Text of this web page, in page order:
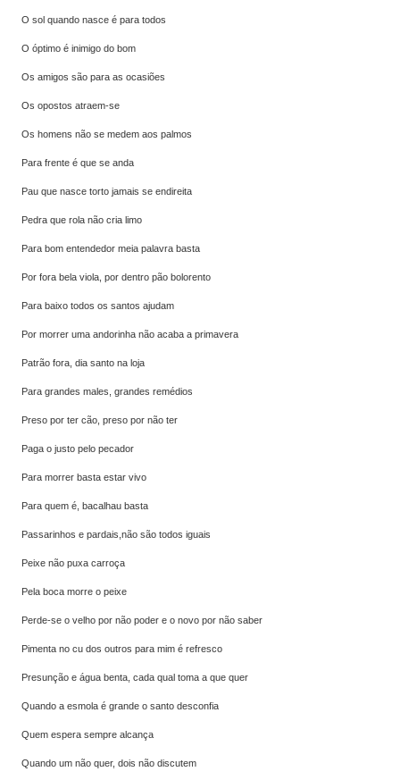
O sol quando nasce é para todos
O óptimo é inimigo do bom
Os amigos são para as ocasiões
Os opostos atraem-se
Os homens não se medem aos palmos
Para frente é que se anda
Pau que nasce torto jamais se endireita
Pedra que rola não cria limo
Para bom entendedor meia palavra basta
Por fora bela viola, por dentro pão bolorento
Para baixo todos os santos ajudam
Por morrer uma andorinha não acaba a primavera
Patrão fora, dia santo na loja
Para grandes males, grandes remédios
Preso por ter cão, preso por não ter
Paga o justo pelo pecador
Para morrer basta estar vivo
Para quem é, bacalhau basta
Passarinhos e pardais,não são todos iguais
Peixe não puxa carroça
Pela boca morre o peixe
Perde-se o velho por não poder e o novo por não saber
Pimenta no cu dos outros para mim é refresco
Presunção e água benta, cada qual toma a que quer
Quando a esmola é grande o santo desconfia
Quem espera sempre alcança
Quando um não quer, dois não discutem